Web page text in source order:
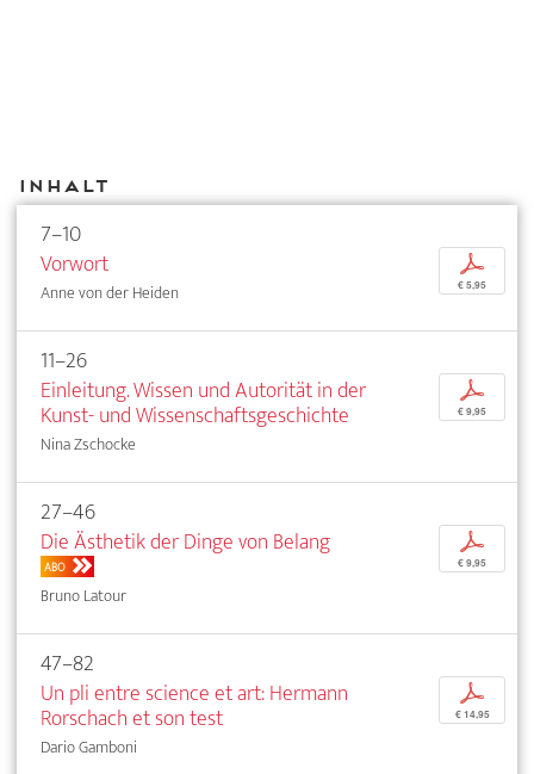
Inhalt
7–10
Vorwort
Anne von der Heiden
p
€ 5,95
11–26
Einleitung. Wissen und Autorität in der
Kunst- und Wissenschaftsgeschichte
Nina Zschocke
p
€ 9,95
27–46
Die Ästhetik der Dinge von Belang
ABO
Bruno Latour
p
€ 9,95
47–82
Un pli entre science et art: Hermann
Rorschach et son test
Dario Gamboni
p
€ 14,95